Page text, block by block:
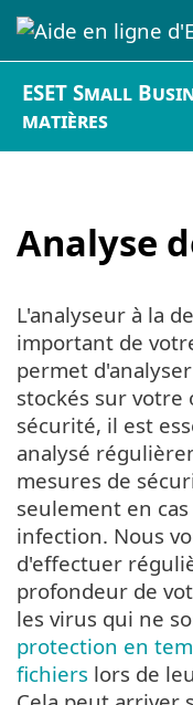
ESET Small
matières
Analyse
L'analyseur à la
important de
permet
stockés sur votre
sécurité, il est
analysé
mesures de
seulement en
infection. Nous
d'effectuer
profondeur de
les virus qui ne
protection en
fichiers lors de